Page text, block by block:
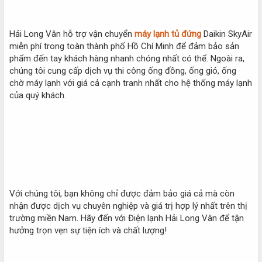
Hải Long Vân hỗ trợ vận chuyển máy lạnh tủ đứng Daikin SkyAir
miễn phí trong toàn thành phố Hồ Chí Minh để đảm bảo sản
phẩm đến tay khách hàng nhanh chóng nhất có thể. Ngoài ra,
chúng tôi cung cấp dịch vụ thi công ống đồng, ống gió, ống
chờ máy lạnh với giá cả cạnh tranh nhất cho hệ thống máy lạnh
của quý khách.
Với chúng tôi, bạn không chỉ được đảm bảo giá cả mà còn
nhận được dịch vụ chuyên nghiệp và giá trị hợp lý nhất trên thị
trường miền Nam. Hãy đến với Điện lạnh Hải Long Vân để tận
hưởng trọn vẹn sự tiện ích và chất lượng!